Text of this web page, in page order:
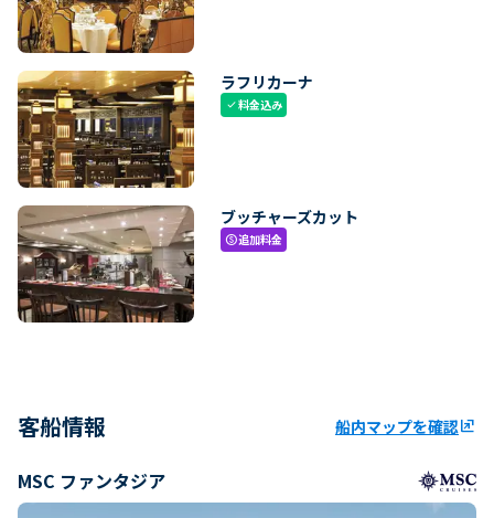
ラフリカーナ
check料金込み
ブッチャーズカット
paid追加料金
客船情報 船内マップを確認ungroup
MSC ファンタジア